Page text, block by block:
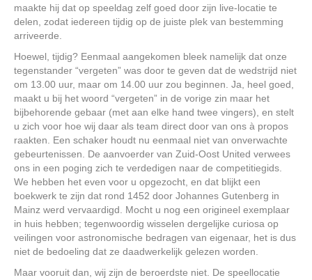
maakte hij dat op speeldag zelf goed door zijn live-locatie te
delen, zodat iedereen tijdig op de juiste plek van bestemming
arriveerde.
Hoewel, tijdig? Eenmaal aangekomen bleek namelijk dat onze
tegenstander “vergeten” was door te geven dat de wedstrijd niet
om 13.00 uur, maar om 14.00 uur zou beginnen. Ja, heel goed,
maakt u bij het woord “vergeten” in de vorige zin maar het
bijbehorende gebaar (met aan elke hand twee vingers), en stelt
u zich voor hoe wij daar als team direct door van ons à propos
raakten. Een schaker houdt nu eenmaal niet van onverwachte
gebeurtenissen. De aanvoerder van Zuid-Oost United verwees
ons in een poging zich te verdedigen naar de competitiegids.
We hebben het even voor u opgezocht, en dat blijkt een
boekwerk te zijn dat rond 1452 door Johannes Gutenberg in
Mainz werd vervaardigd. Mocht u nog een origineel exemplaar
in huis hebben; tegenwoordig wisselen dergelijke curiosa op
veilingen voor astronomische bedragen van eigenaar, het is dus
niet de bedoeling dat ze daadwerkelijk gelezen worden.
Maar vooruit dan, wij zijn de beroerdste niet. De speellocatie